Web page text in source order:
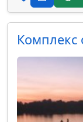
Комплекс